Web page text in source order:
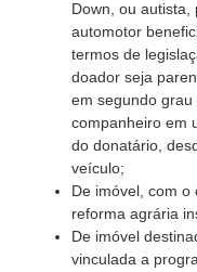
Down, ou
automotor
termos de
doador seja
em segundo
companheiro em
do donatário,
veículo;
De imóvel, com o
reforma agrária
De imóvel
vinculada a